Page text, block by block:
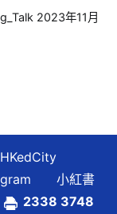
2023年11月
HKedCity
小紅書
2338 3748